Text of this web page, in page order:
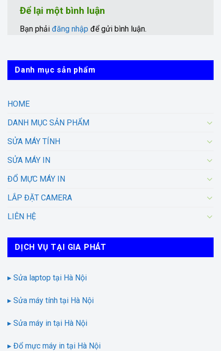
Để lại một bình luận
Bạn phải đăng nhập để gửi bình luận.
Danh mục sản phẩm
HOME
DANH MỤC SẢN PHẨM
SỬA MÁY TÍNH
SỬA MÁY IN
ĐỔ MỰC MÁY IN
LẮP ĐẶT CAMERA
LIÊN HỆ
DỊCH VỤ TẠI GIA PHÁT
▸ Sửa laptop tại Hà Nội
▸ Sửa máy tính tại Hà Nội
▸ Sửa máy in tại Hà Nội
▸ Đổ mực máy in tại Hà Nội